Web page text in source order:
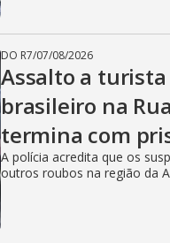
DO R7/07/08/2026
Assalto a
brasileiro na
termina com
A polícia acredita que os
outros roubos na região da